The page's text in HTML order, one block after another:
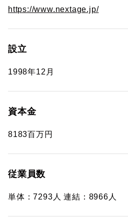
https://www.nextage.jp/
設立
1998年12月
資本金
8183百万円
従業員数
単体：7293人 連結：8966人